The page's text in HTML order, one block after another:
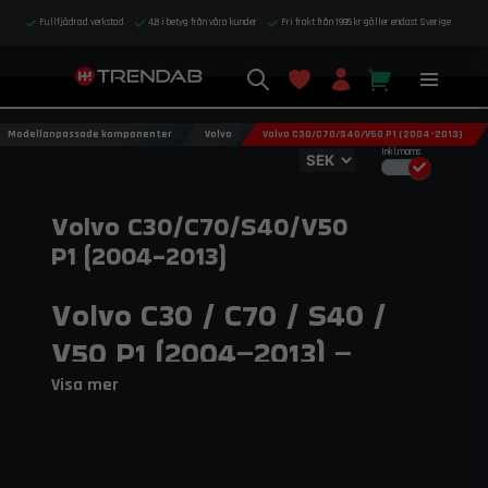
Fullfjädrad verkstad 4,8 i betyg från våra kunder Fri frakt från 1995 kr gäller endast Sverige
Inkl.moms
Modellanpassade komponenter Volvo Volvo C30/C70/S40/V50 P1 (2004-2013)
Volvo C30/C70/S40/V50
P1 (2004-2013)
Volvo C30 / C70 / S40 /
V50 P1 (2004–2013) –
Prestanda och
Visa mer